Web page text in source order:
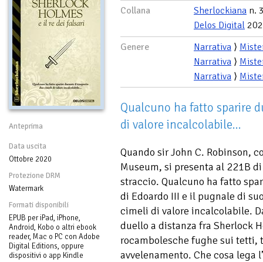
Anteprima
Data uscita
Ottobre 2020
Protezione DRM
Watermark
Formati disponibili
EPUB per iPad, iPhone,
Android, Kobo o altri ebook
reader, Mac o PC con Adobe
Digital Editions, oppure
dispositivi o app Kindle
Collana
Sherlockiana n.
Delos Digital
Genere
Narrativa ⟩
Narrativa ⟩
Narrativa ⟩
Qualcuno ha fatto sparire
di valore incalcolabile...
Quando sir John C. Robinson,
Museum, si presenta al 221B
straccio. Qualcuno ha fatto
di Edoardo III e il pugnale di
cimeli di valore incalcolabile.
duello a distanza fra Sherlock
rocambolesche fughe sui
avvelenamento. Che cosa lega